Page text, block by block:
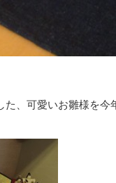
、可愛いお雛様を今